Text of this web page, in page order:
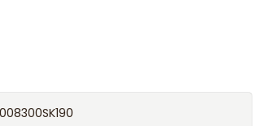
desde 2019, ofreciendo precios